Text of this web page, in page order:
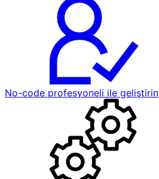
No-code profesyoneli ile geliştirin